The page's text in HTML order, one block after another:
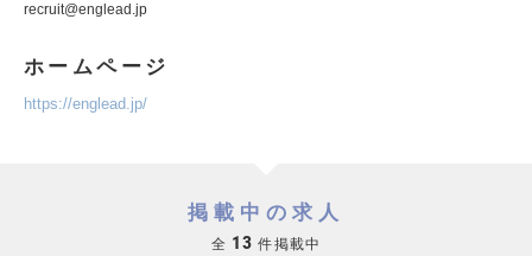
recruit@englead.jp
ホームページ
https://englead.jp/
掲載中の求人
全 13 件掲載中